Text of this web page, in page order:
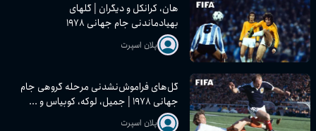
هان، کرانکل و دیگران | گلهای
بهیادماندنی جام جهانی ۱۹۷۸
پلان اسپرت
گل‌های فراموش‌نشدنی مرحله گروهی جام
جهانی ۱۹۷۸ | جمیل، لوکه، کوبیاس و ...
پلان اسپرت